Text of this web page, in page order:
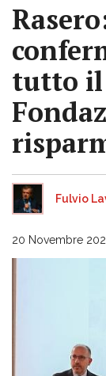
tutto il
Fulvio
20 Novembre